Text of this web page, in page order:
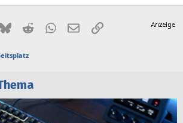
BlueskyRedditWhatsApp
E-MailLink